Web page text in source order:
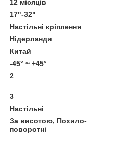
12 місяців
17"-32"
Настільні кріплення
Нідерланди
Китай
-45° ~ +45°
2
3
Настільні
За висотою, Похило-
поворотні